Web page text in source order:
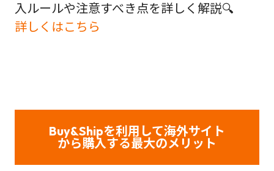
入ルールや注意すべき点を詳しく解説🔍
詳しくはこちら
Buy&Shipを利用して海外サイト
から購入する最大のメリット